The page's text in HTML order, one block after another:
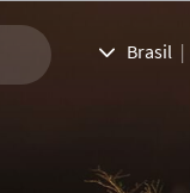
Brasil |